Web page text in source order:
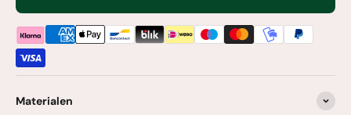
Materialen